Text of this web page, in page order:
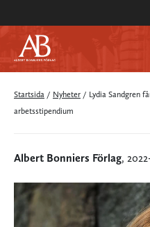
Startsida / Nyheter / Lydia Sandgren
arbetsstipendium
Albert Bonniers Förlag,